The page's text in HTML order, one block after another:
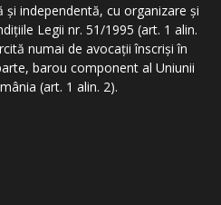
independentă, cu organizare şi
Legii nr. 51/1995 (art. 1 alin.
numai de avocaţii înscrişi în
barou component al Uniunii
(art. 1 alin. 2).